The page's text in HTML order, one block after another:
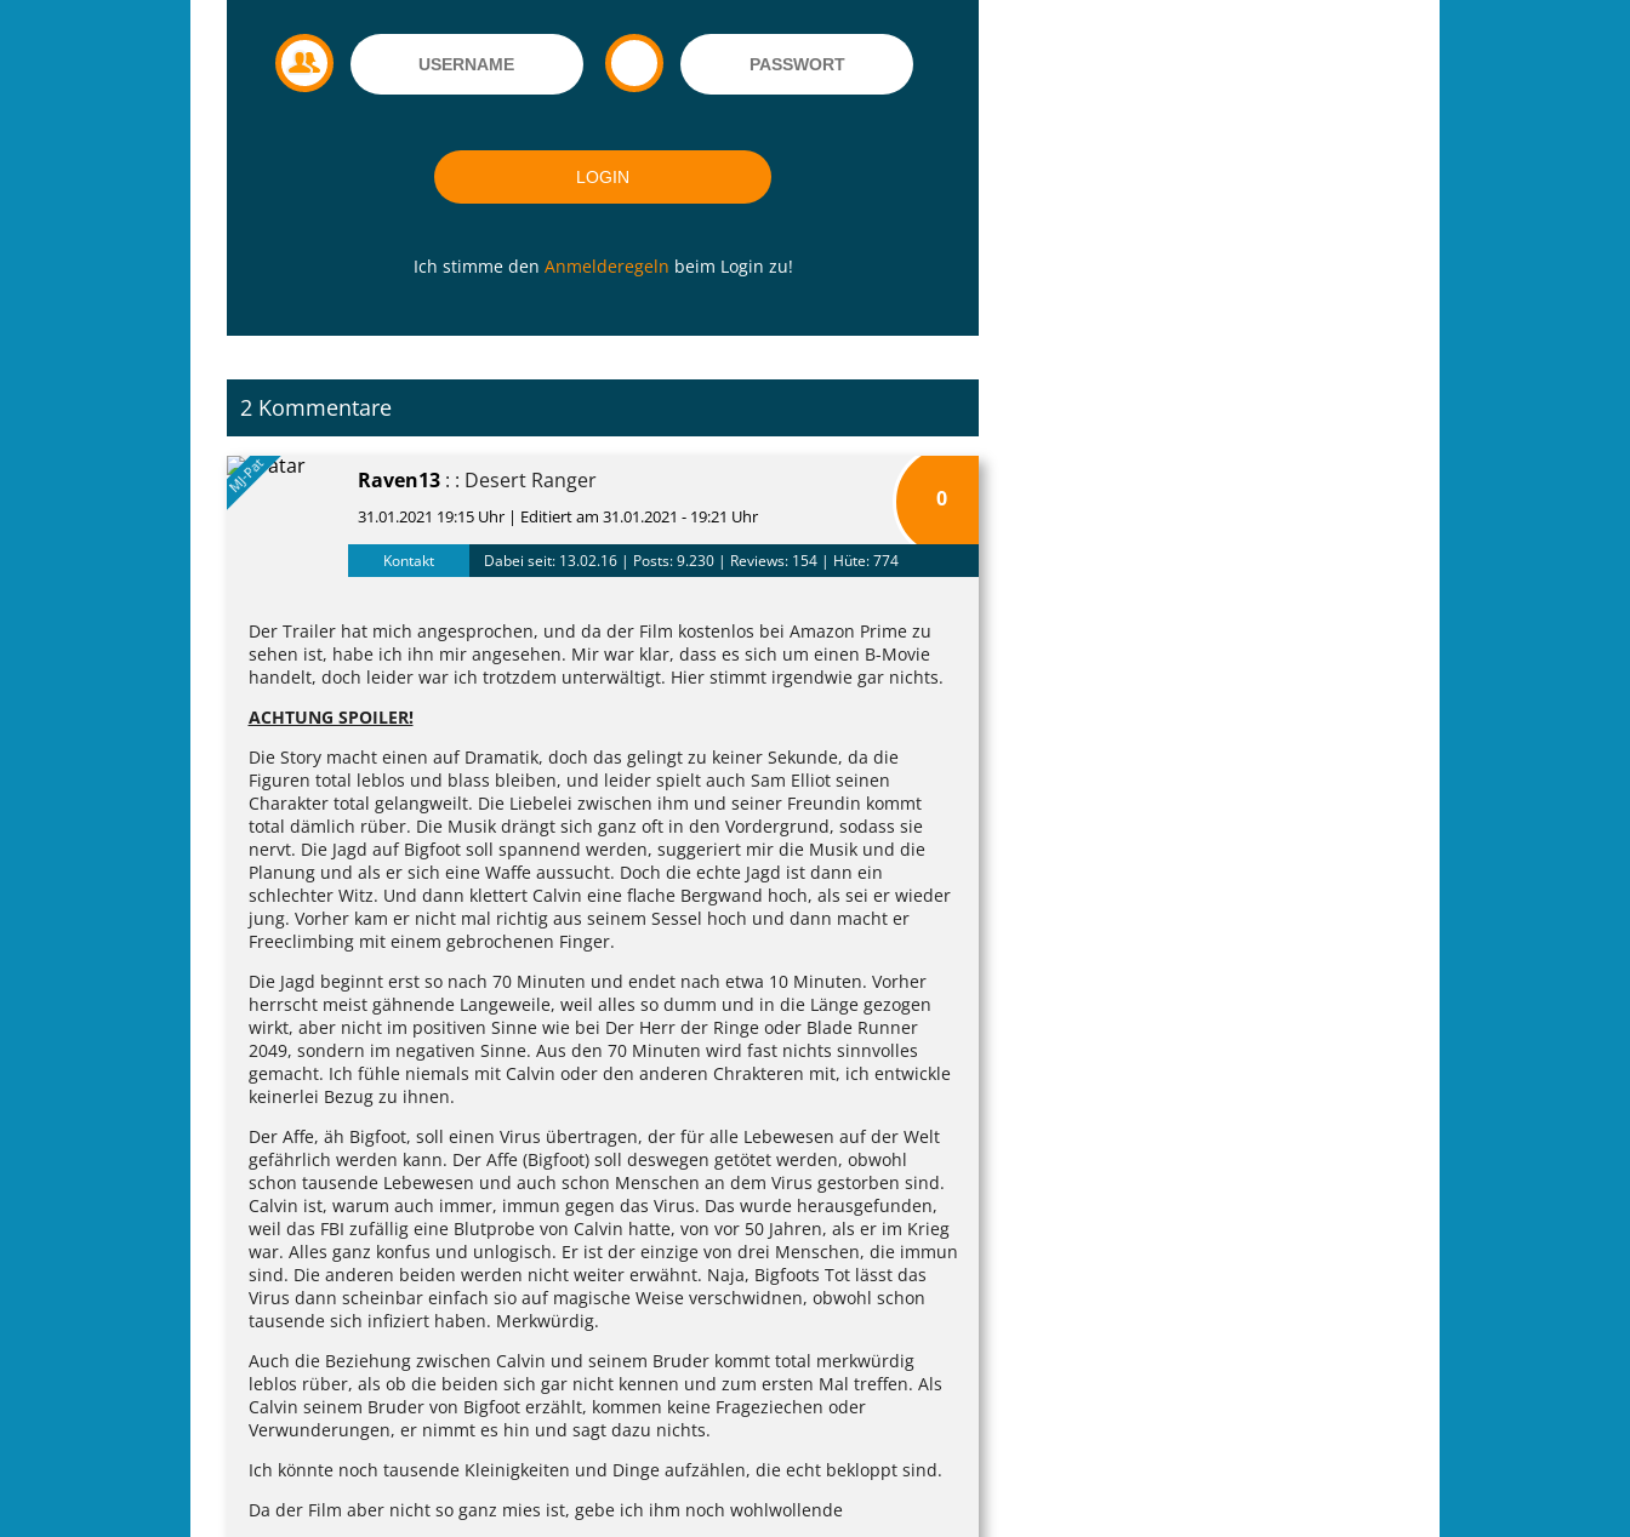
Ich stimme den Anmelderegeln beim Login zu!
2 Kommentare
MJ-Pat Raven13 : : Desert Ranger
31.01.2021 19:15 Uhr | Editiert am 31.01.2021 - 19:21 Uhr
0
Kontakt Dabei seit: 13.02.16 | Posts: 9.230 | Reviews: 154 | Hüte: 774
Der Trailer hat mich angesprochen, und da der Film kostenlos bei Amazon Prime zu
sehen ist, habe ich ihn mir angesehen. Mir war klar, dass es sich um einen B-Movie
handelt, doch leider war ich trotzdem unterwältigt. Hier stimmt irgendwie gar nichts.
ACHTUNG SPOILER!
Die Story macht einen auf Dramatik, doch das gelingt zu keiner Sekunde, da die
Figuren total leblos und blass bleiben, und leider spielt auch Sam Elliot seinen
Charakter total gelangweilt. Die Liebelei zwischen ihm und seiner Freundin kommt
total dämlich rüber. Die Musik drängt sich ganz oft in den Vordergrund, sodass sie
nervt. Die Jagd auf Bigfoot soll spannend werden, suggeriert mir die Musik und die
Planung und als er sich eine Waffe aussucht. Doch die echte Jagd ist dann ein
schlechter Witz. Und dann klettert Calvin eine flache Bergwand hoch, als sei er wieder
jung. Vorher kam er nicht mal richtig aus seinem Sessel hoch und dann macht er
Freeclimbing mit einem gebrochenen Finger.
Die Jagd beginnt erst so nach 70 Minuten und endet nach etwa 10 Minuten. Vorher
herrscht meist gähnende Langeweile, weil alles so dumm und in die Länge gezogen
wirkt, aber nicht im positiven Sinne wie bei Der Herr der Ringe oder Blade Runner
2049, sondern im negativen Sinne. Aus den 70 Minuten wird fast nichts sinnvolles
gemacht. Ich fühle niemals mit Calvin oder den anderen Chrakteren mit, ich entwickle
keinerlei Bezug zu ihnen.
Der Affe, äh Bigfoot, soll einen Virus übertragen, der für alle Lebewesen auf der Welt
gefährlich werden kann. Der Affe (Bigfoot) soll deswegen getötet werden, obwohl
schon tausende Lebewesen und auch schon Menschen an dem Virus gestorben sind.
Calvin ist, warum auch immer, immun gegen das Virus. Das wurde herausgefunden,
weil das FBI zufällig eine Blutprobe von Calvin hatte, von vor 50 Jahren, als er im Krieg
war. Alles ganz konfus und unlogisch. Er ist der einzige von drei Menschen, die immun
sind. Die anderen beiden werden nicht weiter erwähnt. Naja, Bigfoots Tot lässt das
Virus dann scheinbar einfach sio auf magische Weise verschwidnen, obwohl schon
tausende sich infiziert haben. Merkwürdig.
Auch die Beziehung zwischen Calvin und seinem Bruder kommt total merkwürdig
leblos rüber, als ob die beiden sich gar nicht kennen und zum ersten Mal treffen. Als
Calvin seinem Bruder von Bigfoot erzählt, kommen keine Frageziechen oder
Verwunderungen, er nimmt es hin und sagt dazu nichts.
Ich könnte noch tausende Kleinigkeiten und Dinge aufzählen, die echt bekloppt sind.
Da der Film aber nicht so ganz mies ist, gebe ich ihm noch wohlwollende